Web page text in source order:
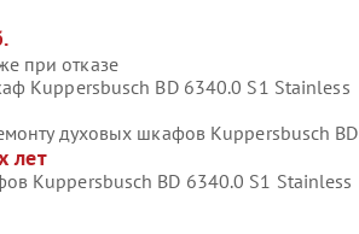
при отказе
Kuppersbusch BD 6340.0 S1 Stainless
духовых шкафов Kuppersbusch BD
лет
Kuppersbusch BD 6340.0 S1 Stainless